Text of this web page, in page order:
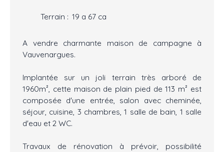
Terrain : 19 a 67 ca
A vendre charmante maison de campagne à
Vauvenargues.
Implantée sur un joli terrain très arboré de
1960m², cette maison de plain pied de 113 m² est
composée d'une entrée, salon avec cheminée,
séjour, cuisine, 3 chambres, 1 salle de bain, 1 salle
d'eau et 2 WC.
Travaux de rénovation à prévoir, possibilité